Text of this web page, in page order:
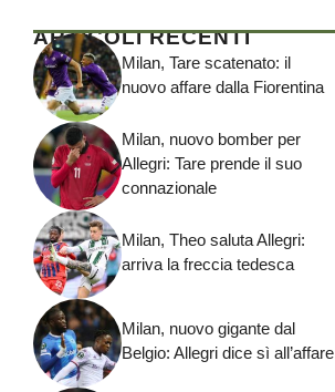
ARTICOLI RECENTI
Milan, Tare scatenato: il
nuovo affare dalla Fiorentina
Milan, nuovo bomber per
Allegri: Tare prende il suo
connazionale
Milan, Theo saluta Allegri:
arriva la freccia tedesca
Milan, nuovo gigante dal
Belgio: Allegri dice sì all’affare